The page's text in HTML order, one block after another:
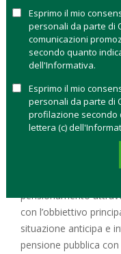
previdenziali definite
saranno inserite nella
Per attuare le misure,
del risparmio è una
la costruzione di
risparmio in più è
pensionamento
con l’obbiettivo
situazione anticipa e
pensione pubblica
Esprimo il mio
personali da parte di
comunicazioni
secondo quanto
dell'Informativa.
Esprimo il mio
personali da parte di
profilazione secondo
lettera (c)